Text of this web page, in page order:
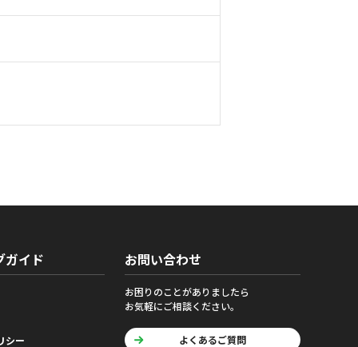
ガイド
シー
お問い合わせ
お困りのことがありましたら
お気軽にご相談ください。
よくあるご質問